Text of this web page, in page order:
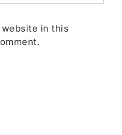
website in this